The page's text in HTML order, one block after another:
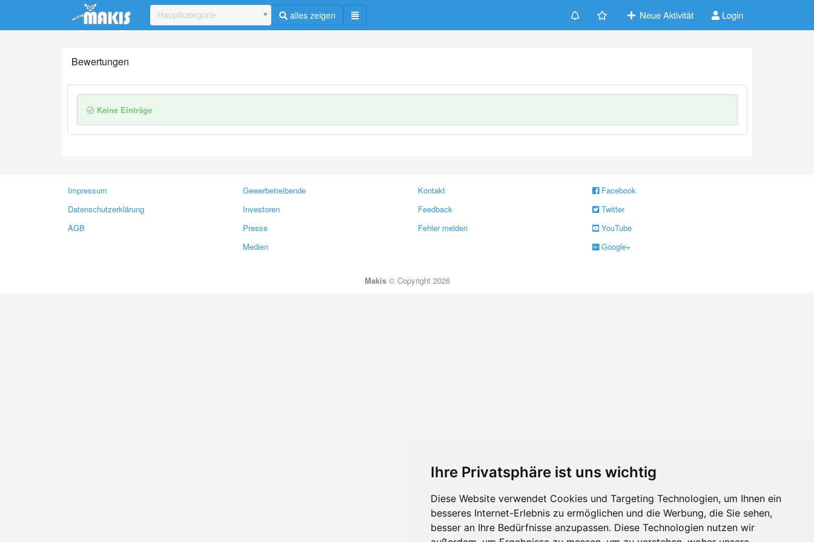
Ihre Privatsphäre ist uns wichtig
Diese Website verwendet Cookies und Targeting Technologien, um Ihnen ein
besseres Internet-Erlebnis zu ermöglichen und die Werbung, die Sie sehen,
besser an Ihre Bedürfnisse anzupassen. Diese Technologien nutzen wir
Update cookies preferences
Hauptkategorie alles zeigen Neue Aktivität Login
Bewertungen
Keine Einträge
Impressum
Datenschutzerklärung
AGB
Gewerbetreibende
Investoren
Presse
Medien
Kontakt
Feedback
Fehler melden
Facebook
Twitter
YouTube
Google+
Makis© Copyright 2026